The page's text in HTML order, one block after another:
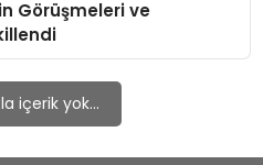
Görüşmeleri ve
içerik yok...